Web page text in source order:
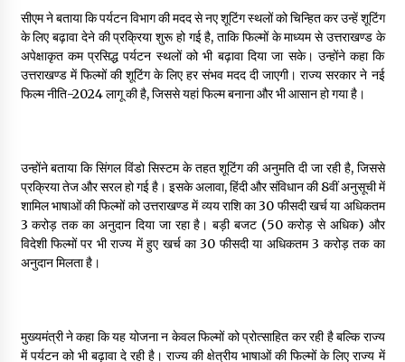
May 9, 2022
सीएम ने बताया कि पर्यटन विभाग की मदद से नए शूटिंग स्थलों को चिन्हित कर उन्हें शूटिंग
के लिए बढ़ावा देने की प्रक्रिया शुरू हो गई है, ताकि फिल्मों के माध्यम से उत्तराखण्ड के
अपेक्षाकृत कम प्रसिद्ध पर्यटन स्थलों को भी बढ़ावा दिया जा सके। उन्होंने कहा कि
उत्तराखण्ड में फिल्मों की शूटिंग के लिए हर संभव मदद दी जाएगी। राज्य सरकार ने नई
फिल्म नीति-2024 लागू की है, जिससे यहां फिल्म बनाना और भी आसान हो गया है।
उन्होंने बताया कि सिंगल विंडो सिस्टम के तहत शूटिंग की अनुमति दी जा रही है, जिससे
प्रक्रिया तेज और सरल हो गई है। इसके अलावा, हिंदी और संविधान की 8वीं अनुसूची में
शामिल भाषाओं की फिल्मों को उत्तराखण्ड में व्यय राशि का 30 फीसदी खर्च या अधिकतम
₹3 करोड़ तक का अनुदान दिया जा रहा है। बड़ी बजट (₹50 करोड़ से अधिक) और
विदेशी फिल्मों पर भी राज्य में हुए खर्च का 30 फीसदी या अधिकतम ₹3 करोड़ तक का
अनुदान मिलता है।
मुख्यमंत्री ने कहा कि यह योजना न केवल फिल्मों को प्रोत्साहित कर रही है बल्कि राज्य
में पर्यटन को भी बढ़ावा दे रही है। राज्य की क्षेत्रीय भाषाओं की फिल्मों के लिए राज्य में